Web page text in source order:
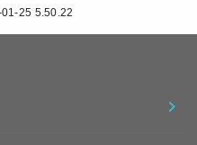
01-25 5.50.22